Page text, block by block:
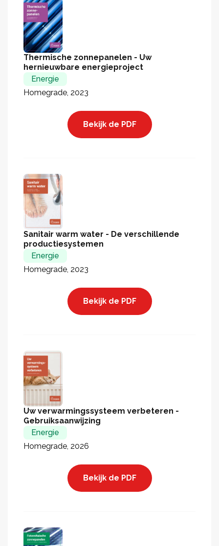
Thermische zonnepanelen - Uw
hernieuwbare energieproject
Energie
Homegrade, 2023
Bekijk de PDF
Sanitair warm water - De verschillende
productiesystemen
Energie
Homegrade, 2023
Bekijk de PDF
Uw verwarmingssysteem verbeteren -
Gebruiksaanwijzing
Energie
Homegrade, 2026
Bekijk de PDF